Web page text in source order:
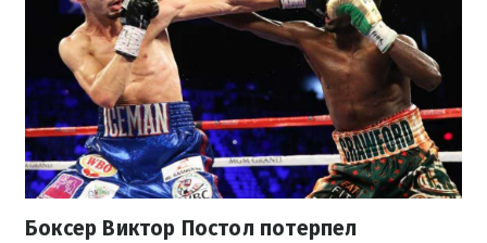
Боксер Виктор Постол потерпел